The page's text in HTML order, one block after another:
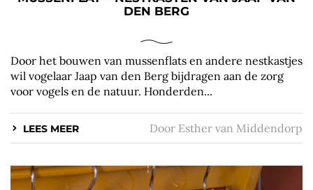
DEN BERG
Door het bouwen van mussenflats en andere nestkastjes
wil vogelaar Jaap van den Berg bijdragen aan de zorg
voor vogels en de natuur. Honderden...
LEES MEER Door Esther van Middendorp